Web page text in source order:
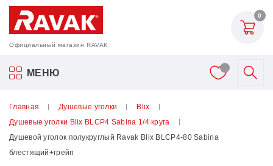
Официальный магазин RAVAK
0
МЕНЮ
Акриловые ванны Ravak
Шторки для ванн
Главная Душевые уголки
Blix
Душевые уголки Blix BLCP4 Sabina 1/4 круга
Душевой уголок полукруглый Ravak Blix BLCP4-80 Sabina
блестящий+грейп